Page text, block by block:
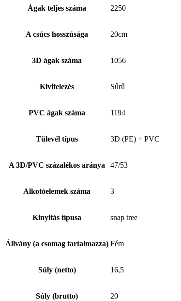
Ágak teljes száma 2250
A csúcs hosszúsága 20cm
3D ágak száma 1056
Kivitelezés Sűrű
PVC ágak száma 1194
Tűlevél típus 3D (PE) + PVC
A 3D/PVC százalékos aránya 47/53
Alkotóelemek száma 3
Kinyitás típusa snap tree
Állvány (a csomag tartalmazza) Fém
Súly (netto) 16,5
Súly (brutto) 20